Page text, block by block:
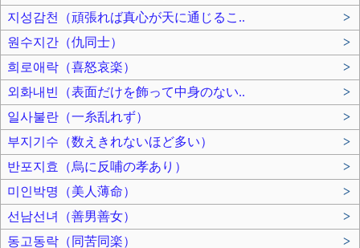
지성감천（頑張れば真心が天に通じるこ..
>
원수지간（仇同士）
>
희로애락（喜怒哀楽）
>
외화내빈（表面だけを飾って中身のない..
>
일사불란（一糸乱れず）
>
부지기수（数えきれないほど多い）
>
반포지효（烏に反哺の孝あり）
>
미인박명（美人薄命）
>
선남선녀（善男善女）
>
동고동락（同苦同楽）
>